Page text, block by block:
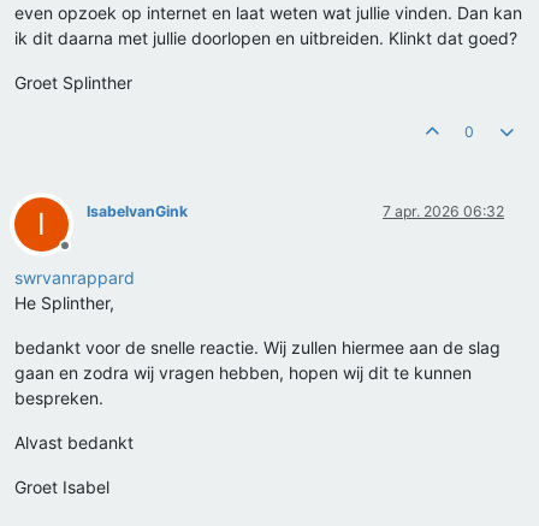
even opzoek op internet en laat weten wat jullie vinden. Dan kan
ik dit daarna met jullie doorlopen en uitbreiden. Klinkt dat goed?
Groet Splinther
0
I
Offline
IsabelvanGink 7 apr. 2026 06:32
swrvanrappard
He Splinther,
bedankt voor de snelle reactie. Wij zullen hiermee aan de slag
gaan en zodra wij vragen hebben, hopen wij dit te kunnen
bespreken.
Alvast bedankt
Groet Isabel